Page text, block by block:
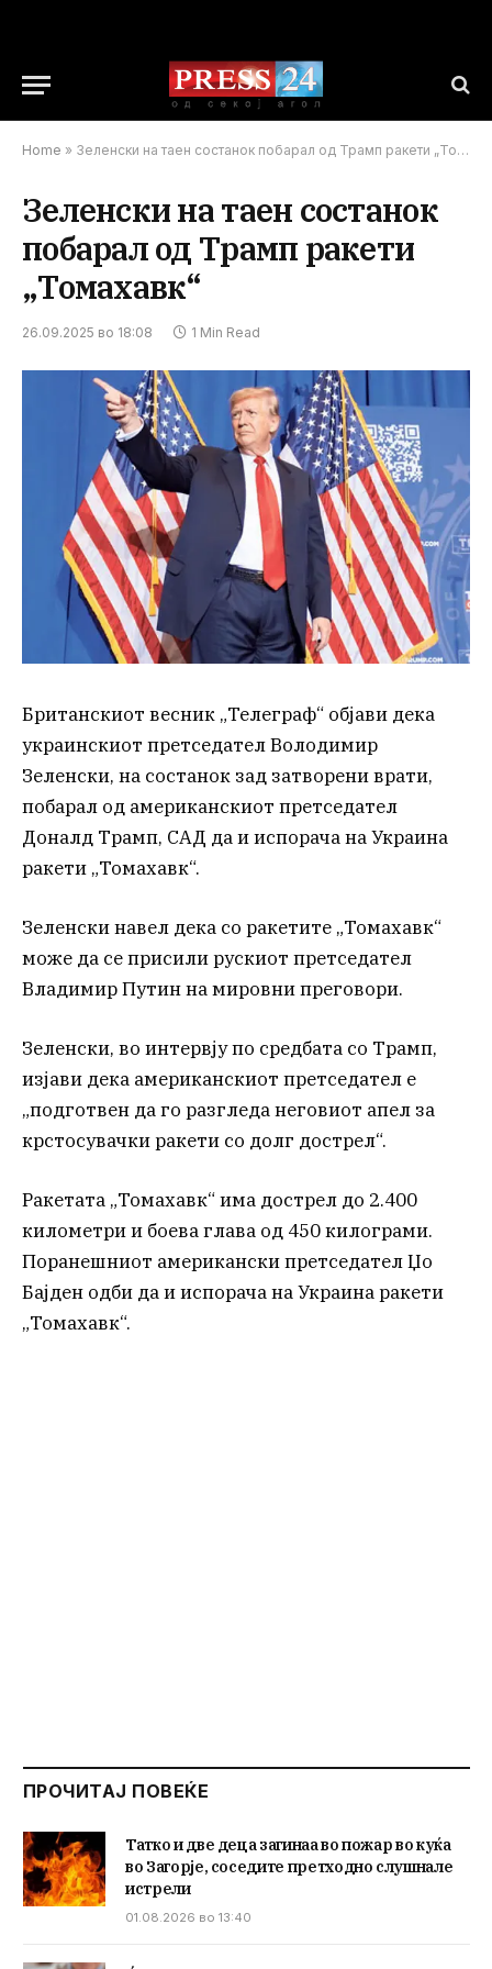
Home » Зеленски на таен состанок побарал од Трамп ракети „Томахавк“
Зеленски на таен состанок
побарал од Трамп ракети
„Томахавк“
26.09.2025 во 18:08 1 Min Read
Британскиот весник „Телеграф“ објави дека
украинскиот претседател Володимир
Зеленски, на состанок зад затворени врати,
побарал од американскиот претседател
Доналд Трамп, САД да и испорача на Украина
ракети „Томахавк“.
Зеленски навел дека со ракетите „Томахавк“
може да се присили рускиот претседател
Владимир Путин на мировни преговори.
Зеленски, во интервју по средбата со Трамп,
изјави дека американскиот претседател е
„подготвен да го разгледа неговиот апел за
крстосувачки ракети со долг дострел“.
Ракетата „Томахавк“ има дострел до 2.400
километри и боева глава од 450 килограми.
Поранешниот американски претседател Џо
Бајден одби да и испорача на Украина ракети
„Томахавк“.
ПРОЧИТАЈ ПОВЕЌЕ
Татко и две деца загинаа во пожар во куќа
во Загорје, соседите претходно слушнале
истрели
01.08.2026 во 13:40